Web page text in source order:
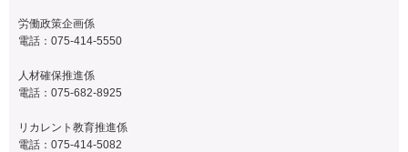
労働政策企画係
電話： 075-414-5550
人材確保推進係
電話： 075-682-8925
リカレント教育推進係
電話： 075-414-5082